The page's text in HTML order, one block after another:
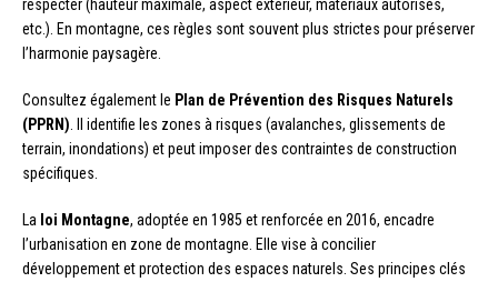
respecter (hauteur maximale, aspect extérieur, matériaux autorisés,
etc.). En montagne, ces règles sont souvent plus strictes pour préserver
l’harmonie paysagère.
Consultez également le Plan de Prévention des Risques Naturels
(PPRN) . Il identifie les zones à risques (avalanches, glissements de
terrain, inondations) et peut imposer des contraintes de construction
spécifiques.
La loi Montagne, adoptée en 1985 et renforcée en 2016, encadre
l’urbanisation en zone de montagne. Elle vise à concilier
développement et protection des espaces naturels. Ses principes clés